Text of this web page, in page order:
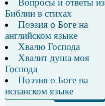
Вопросы и ответы из
Библии в стихах
Поэзия о Боге на
английском языке
Хвалю Господа
Хвалит душа моя
Господа
Поэзия о Боге на
испанском языке